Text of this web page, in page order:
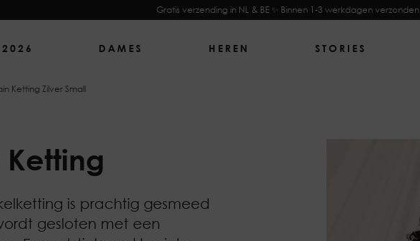
Gratis verzending in NL & BE ✨ Binnen 1-3 werkdagen verzonden
2026 DAMES HEREN STORIES
Ketting Zilver Small
Ketting
is prachtig gesmeed
gesloten met een